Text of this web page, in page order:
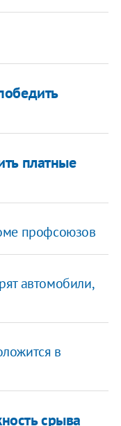
платные
профсоюзов
автомобили,
в
срыва